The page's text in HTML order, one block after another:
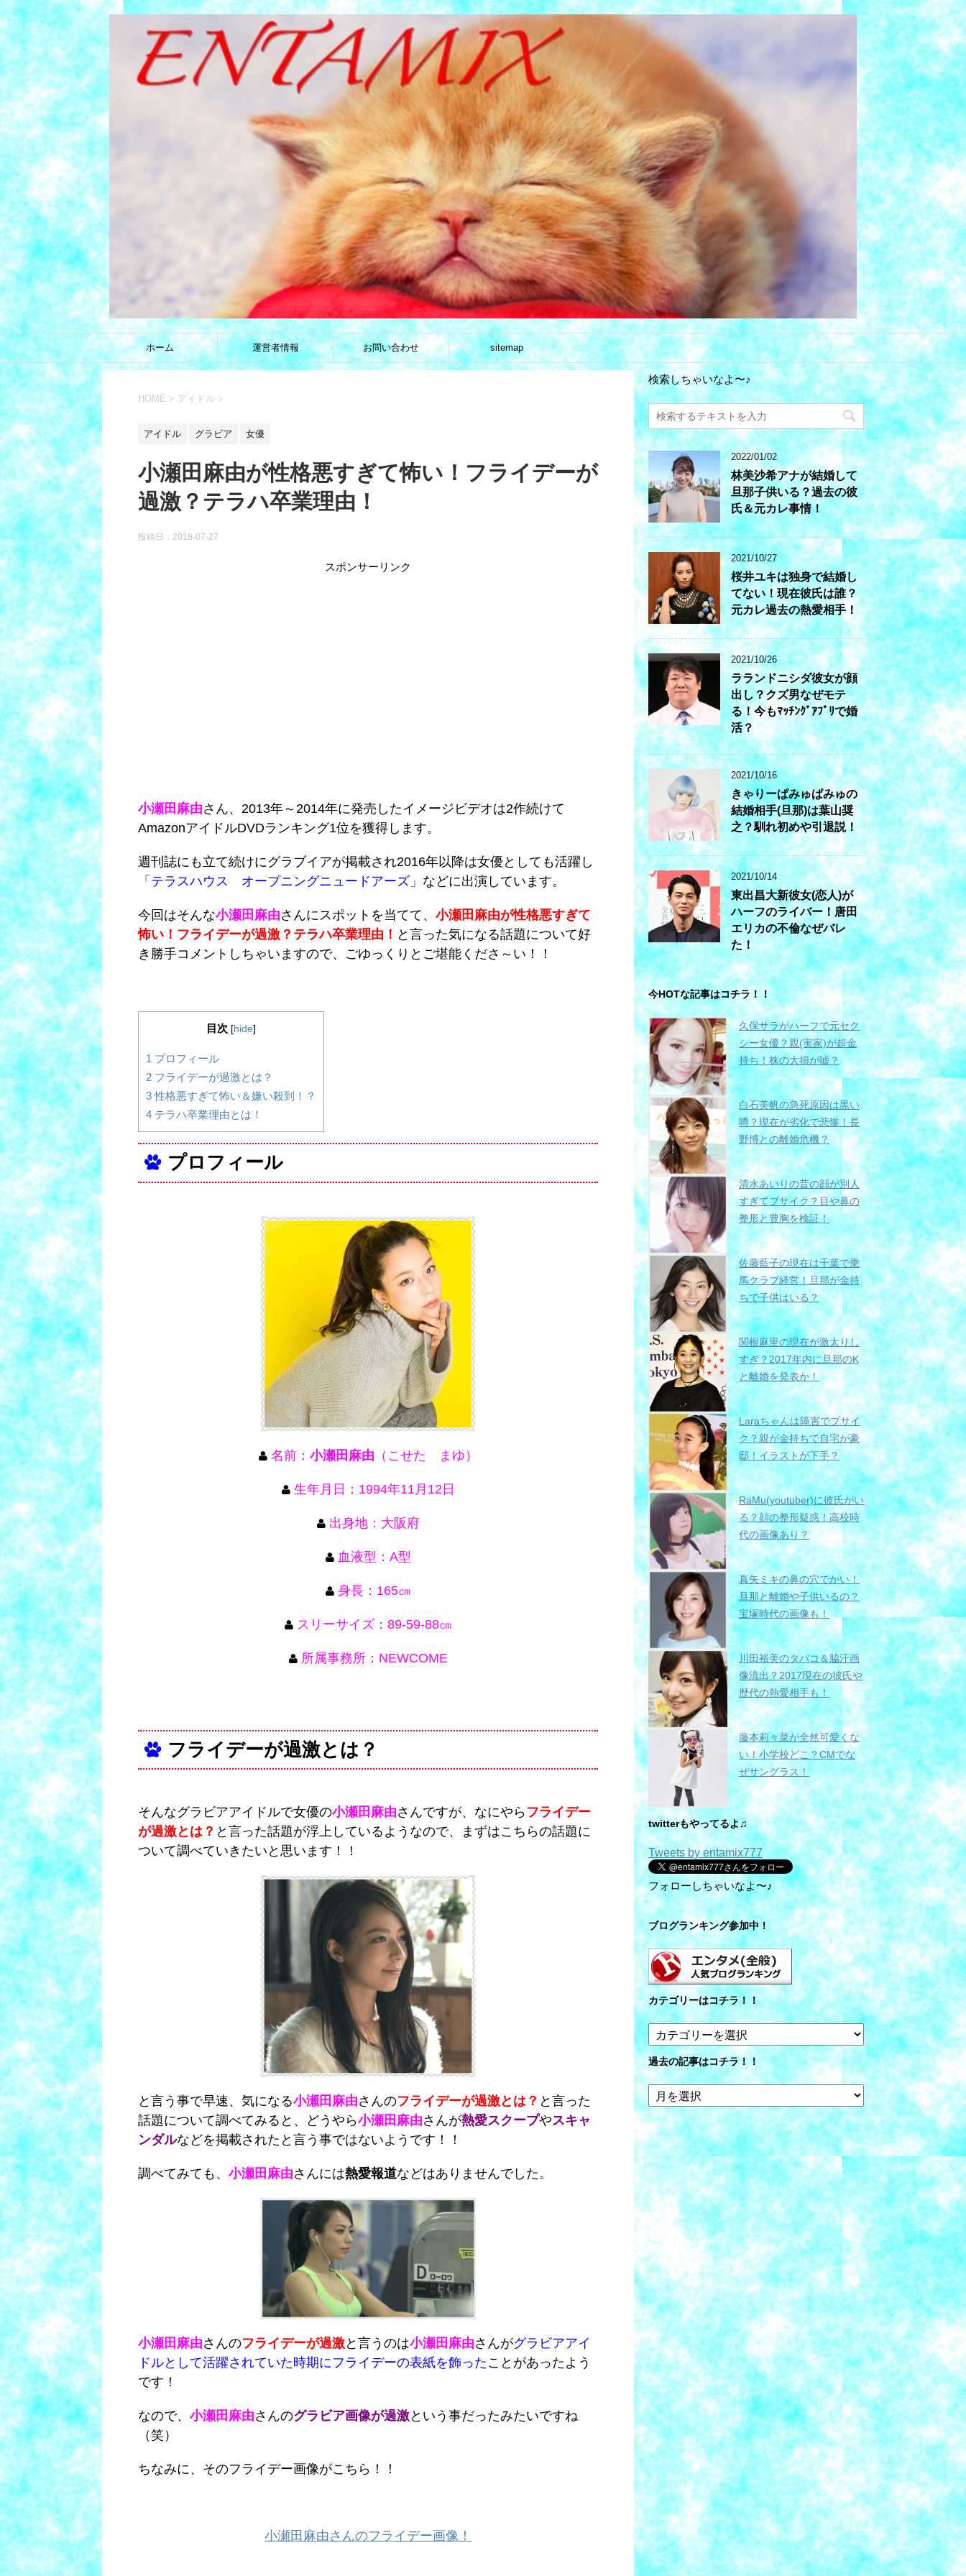
ホーム 運営者情報 お問い合わせ sitemap
HOME > アイドル >
アイドル グラビア 女優
小瀬田麻由が性格悪すぎて怖い！フライデーが
過激？テラハ卒業理由！
投稿日： 2018-07-27
スポンサーリンク
小瀬田麻由さん、2013年～2014年に発売したイメージビデオは2作続けて
AmazonアイドルDVDランキング1位を獲得します。
週刊誌にも立て続けにグラブイアが掲載され2016年以降は女優としても活躍し
「テラスハウス オープニングニュードアーズ」 などに出演しています。
今回はそんな小瀬田麻由さんにスポットを当てて、 小瀬田麻由が性格悪すぎて
怖い！フライデーが過激？テラハ卒業理由！ と言った気になる話題について好
き勝手コメントしちゃいますので、ごゆっくりとご堪能くださ～い！！
目次 [hide]
1 プロフィール
2 フライデーが過激とは？
3性格悪すぎて怖い＆嫌い殺到！？
4 テラハ卒業理由とは！
プロフィール
名前： 小瀬田麻由 （こせた まゆ）
生年月日：1994年11月12日
出身地：大阪府
血液型：A型
身長：165㎝
スリーサイズ：89‐59‐88㎝
所属事務所：NEWCOME
フライデーが過激とは？
そんなグラビアアイドルで女優の小瀬田麻由さんですが、なにやら フライデー
が過激とは？ と言った話題が浮上しているようなので、まずはこちらの話題に
ついて調べていきたいと思います！！
と言う事で早速、気になる小瀬田麻由さんのフライデーが過激とは？ と言った
話題について調べてみると、どうやら小瀬田麻由さんが熱愛スクープやスキャ
ンダルなどを掲載されたと言う事ではないようです！！
調べてみても、 小瀬田麻由さんには熱愛報道などはありませんでした。
小瀬田麻由さんのフライデーが過激と言うのは小瀬田麻由さんがグラビアアイ
ドルとして活躍されていた時期にフライデーの表紙を飾った ことがあったよう
です！
なので、 小瀬田麻由さんのグラビア画像が過激という事だったみたいですね
（笑）
ちなみに、そのフライデー画像がこちら！！
小瀬田麻由さんのフライデー画像！
検索しちゃいなよ〜♪
2022/01/02
林美沙希アナが結婚して
旦那子供いる？過去の彼
氏＆元カレ事情！
2021/10/27
桜井ユキは独身で結婚し
てない！現在彼氏は誰？
元カレ過去の熱愛相手！
2021/10/26
ラランドニシダ彼女が顔
出し？クズ男なぜモテ
る！今もﾏｯﾁﾝｸﾞｱﾌﾟﾘで婚
活？
2021/10/16
きゃりーぱみゅぱみゅの
結婚相手(旦那)は葉山奨
之？馴れ初めや引退説！
2021/10/14
東出昌大新彼女(恋人)が
ハーフのライバー！唐田
エリカの不倫なぜバレ
た！
今HOTな記事はコチラ！！
久保サラがハーフで元セク
シー女優？親(実家)が超金
持ち！株の大損が嘘？
白石美帆の急死原因は黒い
噂？現在が劣化で悲惨！長
野博との離婚危機？
清水あいりの昔の顔が別人
すぎてブサイク？目や鼻の
整形と豊胸を検証！
佐藤藍子の現在は千葉で乗
馬クラブ経営！旦那が金持
ちで子供はいる？
関根麻里の現在が激太りし
すぎ？2017年内に旦那のK
と離婚を発表か！
Laraちゃんは障害でブサイ
ク？親が金持ちで自宅が豪
邸！イラストが下手？
RaMu(youtuber)に彼氏がい
る？顔の整形疑惑！高校時
代の画像あり？
真矢ミキの鼻の穴でかい！
旦那と離婚や子供いるの？
宝塚時代の画像も！
川田裕美のタバコ＆脇汗画
像流出？2017現在の彼氏や
歴代の熱愛相手も！
藤本莉々菜が全然可愛くな
い！小学校どこ？CMでな
ぜサングラス！
twitterもやってるよ♫
Tweets by entamix777
フォローしちゃいなよ〜♪
ブログランキング参加中！
カテゴリーはコチラ！！
テ
ゴ
リ
ー
は
コ
チ
ラ！！
過去の記事はコチラ！！
過
去
の
記
事
は
コ
チ
ラ！！